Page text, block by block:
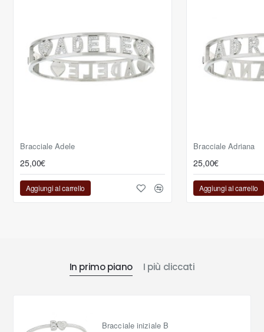
Bracciale Adele
25,00€
Aggiungi al carrello
Bracciale Adriana
25,00€
Aggiungi al carrello
In primo piano I più cliccati
Bracciale iniziale B